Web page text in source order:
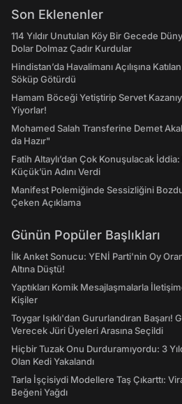
Son Eklenenler
114 Yıldır Unutulan Köy Bir Gecede
Dolar Dolmaz Çadır Kurdular
Hindistan’da Havalimanı Açılışına
Söküp Götürdü
Hamam Böceği Yetiştirip Servet
Yiyorlar!
Mohamed Salah Transferine Demet
da Hazır"
Fatih Altaylı’dan Çok Konuşulacak
Küçük’ün Adını Verdi
Manifest Polemiğinde Sessizliğini
Çeken Açıklama
Günün Popüler Başlıkları
İlk Anket Sonucu: YENİ Parti'nin Oy
Altına Düştü!
Yaptıkları Komik Mesajlaşmalarla
Kişiler
Toygar Işıklı'dan Gururlandıran
Verecek Jüri Üyeleri Arasına Seçildi
Hiçbir Tuzak Onu Durduramıyordu: 3
Olan Kedi Yakalandı
Tarla İşçisiydi Modellere Taş Çıkarttı:
Beğeni Yağdı